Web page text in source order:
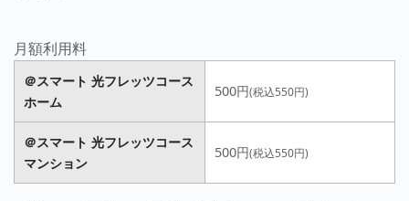
月額利用料
＠スマート 光フレッツコース
ホーム
500円(税込550円)
＠スマート 光フレッツコース
マンション
500円(税込550円)